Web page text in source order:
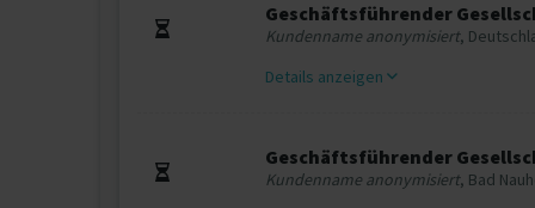
Geschäftsführender
Kundenname anonymisiert,
Details anzeigen
Geschäftsführender
Kundenname anonymisiert, Bad